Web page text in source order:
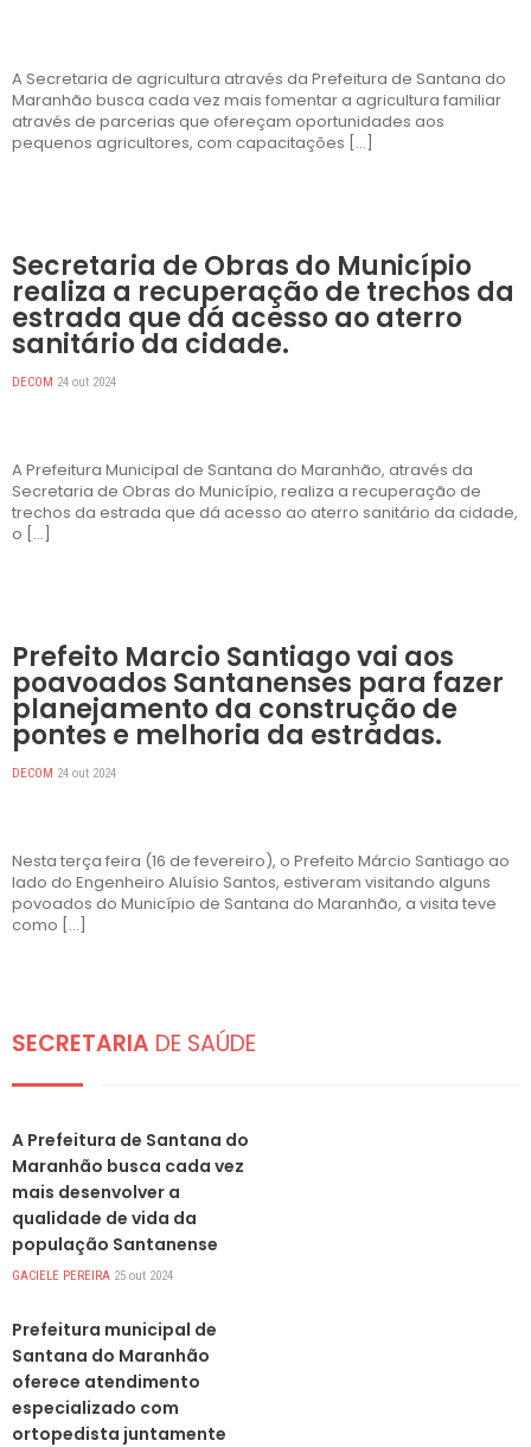
A Secretaria de agricultura através da Prefeitura de Santana do
Maranhão busca cada vez mais fomentar a agricultura familiar
através de parcerias que ofereçam oportunidades aos
pequenos agricultores, com capacitações […]
Secretaria de Obras do Município
realiza a recuperação de trechos da
estrada que dá acesso ao aterro
sanitário da cidade.
DECOM 24 out 2024
A Prefeitura Municipal de Santana do Maranhão, através da
Secretaria de Obras do Município, realiza a recuperação de
trechos da estrada que dá acesso ao aterro sanitário da cidade,
o […]
Prefeito Marcio Santiago vai aos
poavoados Santanenses para fazer
planejamento da construção de
pontes e melhoria da estradas.
DECOM 24 out 2024
Nesta terça feira (16 de fevereiro), o Prefeito Márcio Santiago ao
lado do Engenheiro Aluísio Santos, estiveram visitando alguns
povoados do Município de Santana do Maranhão, a visita teve
como […]
SECRETARIA DE SAÚDE
A Prefeitura de Santana do
Maranhão busca cada vez
mais desenvolver a
qualidade de vida da
população Santanense
GACIELE PEREIRA 25 out 2024
Prefeitura municipal de
Santana do Maranhão
oferece atendimento
especializado com
ortopedista juntamente